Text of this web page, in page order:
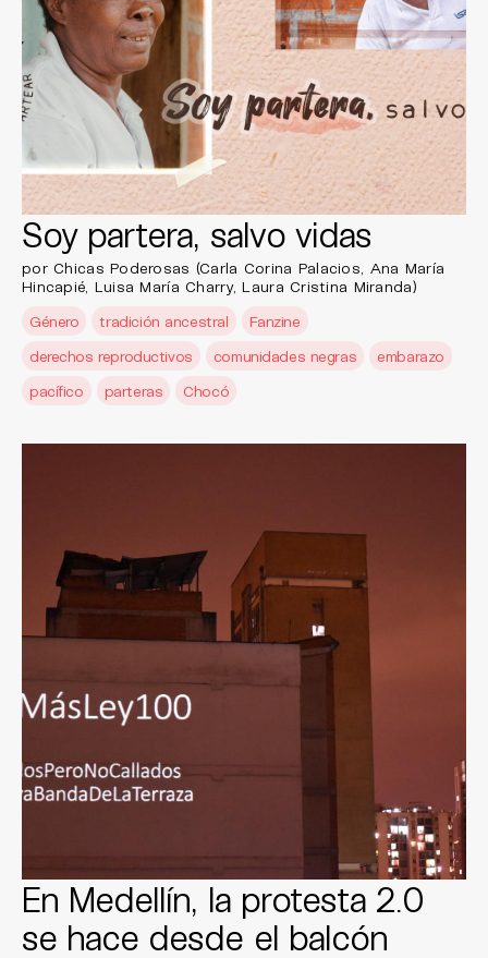
Soy partera, salvo vidas
por Chicas Poderosas (Carla Corina Palacios, Ana María
Hincapié, Luisa María Charry, Laura Cristina Miranda)
Género
tradición ancestral
Fanzine
derechos reproductivos
comunidades negras
embarazo
pacífico
parteras Chocó
En Medellín, la protesta 2.0
se hace desde el balcón